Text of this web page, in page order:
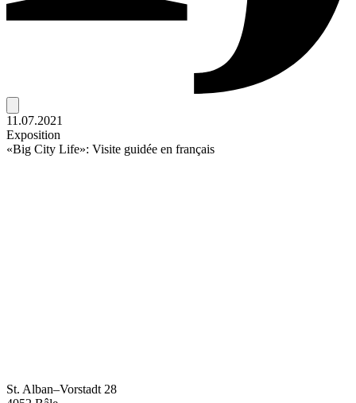
11.07.2021
Exposition
«Big City Life»: Visite guidée en français
St. Alban–Vorstadt 28